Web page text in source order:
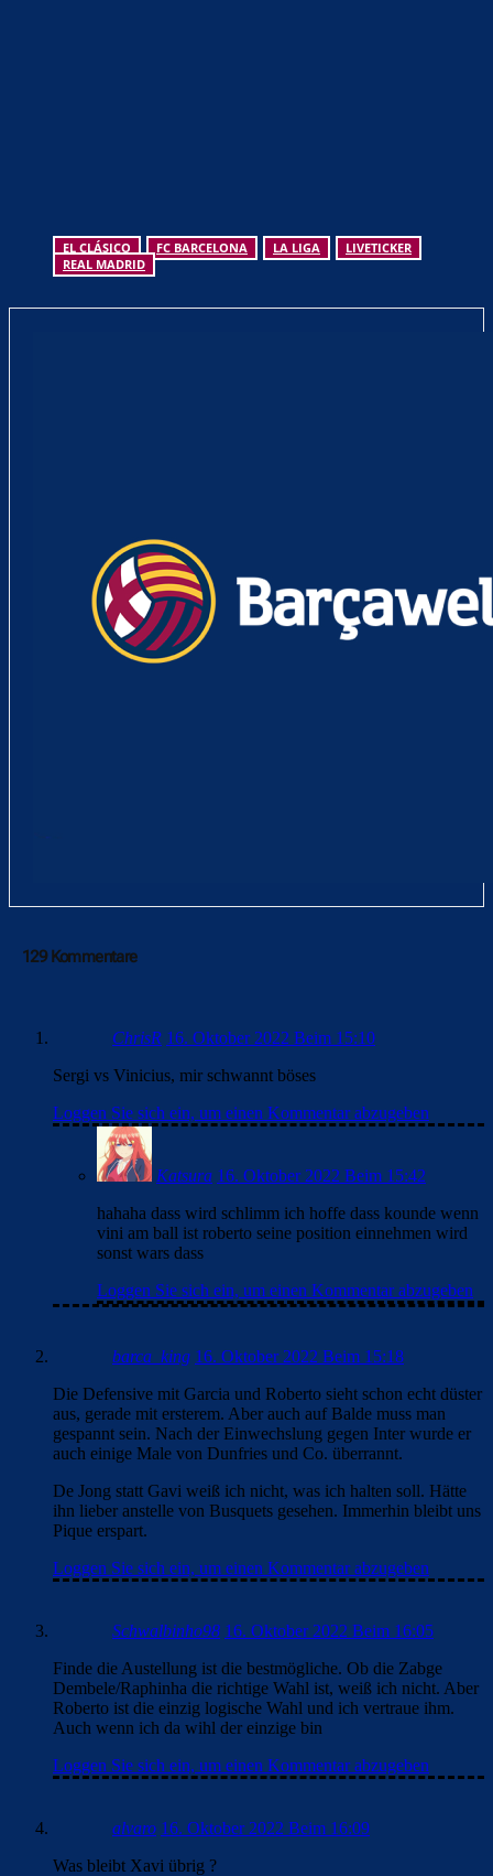
EL CLÁSICO FC BARCELONA LA LIGA
LIVETICKER
REAL MADRID
129 Kommentare
ChrisR 16. Oktober 2022 Beim 15:10
Sergi vs Vinicius, mir schwannt böses
Loggen Sie sich ein, um einen Kommentar abzugeben
Katsura 16. Oktober 2022 Beim 15:42
hahaha dass wird schlimm ich hoffe dass kounde wenn
vini am ball ist roberto seine position einnehmen wird
sonst wars dass
Loggen Sie sich ein, um einen Kommentar abzugeben
barca_king 16. Oktober 2022 Beim 15:18
Die Defensive mit Garcia und Roberto sieht schon echt düster
aus, gerade mit ersterem. Aber auch auf Balde muss man
gespannt sein. Nach der Einwechslung gegen Inter wurde er
auch einige Male von Dunfries und Co. überrannt.
De Jong statt Gavi weiß ich nicht, was ich halten soll. Hätte
ihn lieber anstelle von Busquets gesehen. Immerhin bleibt uns
Pique erspart.
Loggen Sie sich ein, um einen Kommentar abzugeben
Schwalbinho98 16. Oktober 2022 Beim 16:05
Finde die Austellung ist die bestmögliche. Ob die Zabge
Dembele/Raphinha die richtige Wahl ist, weiß ich nicht. Aber
Roberto ist die einzig logische Wahl und ich vertraue ihm.
Auch wenn ich da wihl der einzige bin
Loggen Sie sich ein, um einen Kommentar abzugeben
alvaro 16. Oktober 2022 Beim 16:09
Was bleibt Xavi übrig ?